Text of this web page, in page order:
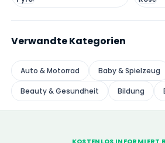
Verwandte Kategorien
Auto & Motorrad Baby & Spielzeug
Beauty & Gesundheit Bildung